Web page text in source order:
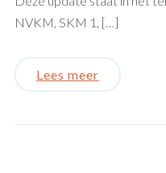
NVKM, SKM 1, […]
Lees meer